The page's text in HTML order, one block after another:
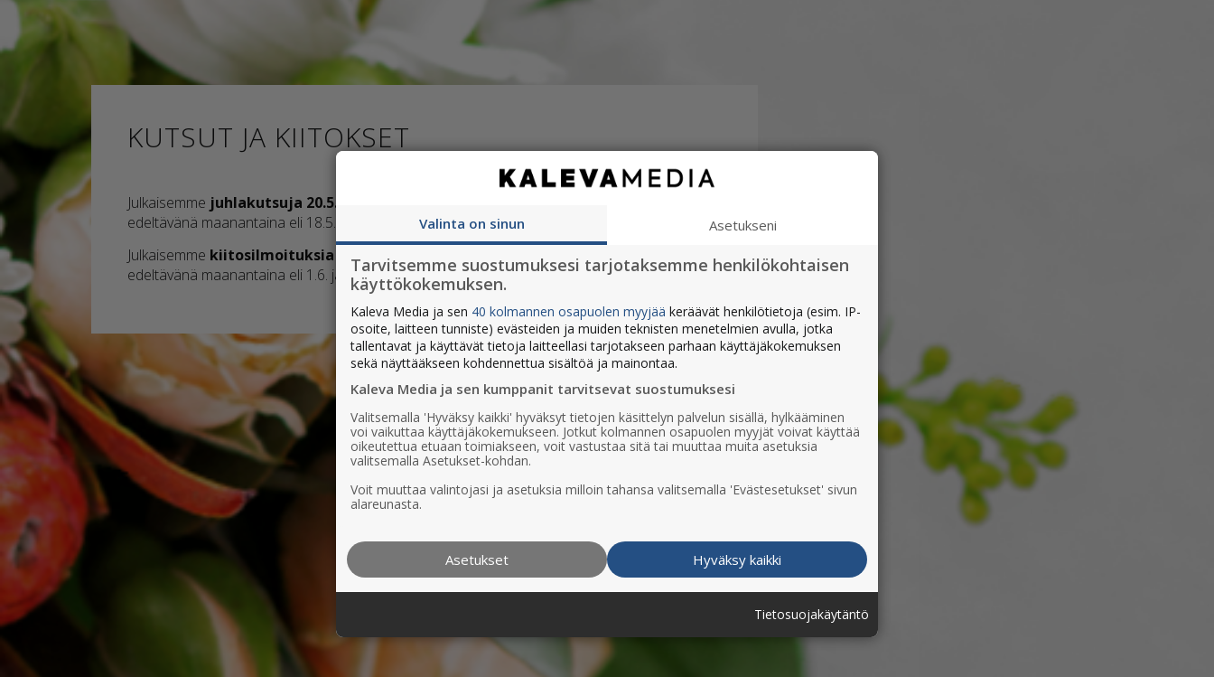
KUTSUT JA KIITOKSET
Julkaisemme juhlakutsuja 20.5. ja 27.5.
edeltävänä maanantaina eli 18.5. ja 25.5. klo 10.00 mennessä.
Julkaisemme kiitosilmoituksia 3.6. ja 10.6.
Ilmoituksesi tulee olla perillä viimeistään
edeltävänä maanantaina eli 1.6. ja 8.6. klo 10.00 mennessä.
Valinta on sinun Asetukseni
Tarvitsemme suostumuksesi tarjotaksemme henkilökohtaisen
käyttökokemuksen.
Kaleva Media ja sen 40 kolmannen osapuolen myyjää keräävät henkilötietoja (esim. IP-
osoite, laitteen tunniste) evästeiden ja muiden teknisten menetelmien avulla, jotka
tallentavat ja käyttävät tietoja laitteellasi tarjotakseen parhaan käyttäjäkokemuksen
sekä näyttääkseen kohdennettua sisältöä ja mainontaa.
Kaleva Media ja sen kumppanit tarvitsevat suostumuksesi
Valitsemalla 'Hyväksy kaikki' hyväksyt tietojen käsittelyn palvelun sisällä, hylkääminen
voi vaikuttaa käyttäjäkokemukseen. Jotkut kolmannen osapuolen myyjät voivat käyttää
oikeutettua etuaan toimiakseen, voit vastustaa sitä tai muuttaa muita asetuksia
valitsemalla Asetukset-kohdan.
Voit muuttaa valintojasi ja asetuksia milloin tahansa valitsemalla 'Evästesetukset' sivun
alareunasta.
Hyväksy kaikki
Asetukset
Tietosuojakäytäntö